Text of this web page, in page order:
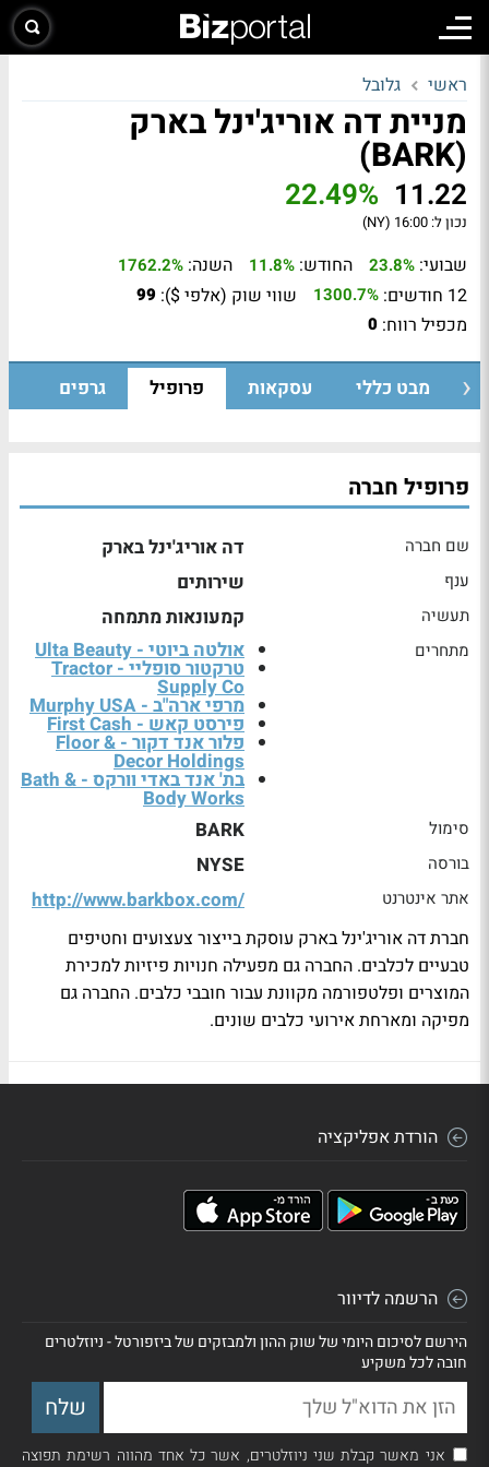
ראשי גלובל
מניית דה אוריג'ינל בארק
(BARK)
11.22
22.49%
נכון ל: 16:00 (NY)
שבועי: 23.8% החודש: 11.8% השנה: 1762.2%
12 חודשים: 1300.7% שווי שוק (אלפי $): 99
מכפיל רווח: 0
מבט כללי עסקאות פרופיל גרפים
פרופיל חברה
שם חברה דה אוריג'ינל בארק
ענף שירותים
תעשיה קמעונאות מתמחה
מתחרים אולטה ביוטי - Ulta Beauty
טרקטור סופליי - Tractor
Supply Co
מרפי ארה"ב - Murphy USA
פירסט קאש - First Cash
פלור אנד דקור - Floor &
Decor Holdings
בת' אנד באדי וורקס - Bath &
Body Works
סימול BARK
בורסה NYSE
אתר אינטרנט http://www.barkbox.com/
חברת דה אוריג'ינל בארק עוסקת בייצור צעצועים וחטיפים
טבעיים לכלבים. החברה גם מפעילה חנויות פיזיות למכירת
המוצרים ופלטפורמה מקוונת עבור חובבי כלבים. החברה גם
מפיקה ומארחת אירועי כלבים שונים.
הורדת אפליקציה
הרשמה לדיוור
הירשם לסיכום היומי של שוק ההון ולמבזקים של ביזפורטל - ניוזלטרים
חובה לכל משקיע
אני מאשר קבלת שני ניוזלטרים, אשר כל אחד מהווה רשימת תפוצה